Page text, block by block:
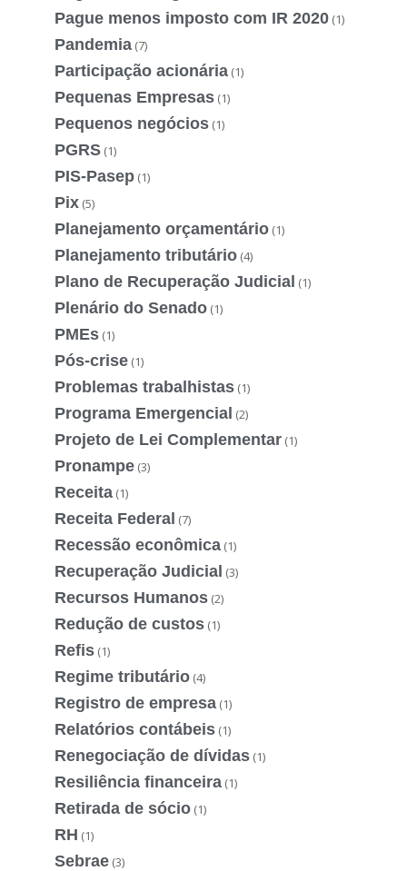
Pague menos imposto com IR 2020 (1)
Pandemia (7)
Participação acionária (1)
Pequenas Empresas (1)
Pequenos negócios (1)
PGRS (1)
PIS-Pasep (1)
Pix (5)
Planejamento orçamentário (1)
Planejamento tributário (4)
Plano de Recuperação Judicial (1)
Plenário do Senado (1)
PMEs (1)
Pós-crise (1)
Problemas trabalhistas (1)
Programa Emergencial (2)
Projeto de Lei Complementar (1)
Pronampe (3)
Receita (1)
Receita Federal (7)
Recessão econômica (1)
Recuperação Judicial (3)
Recursos Humanos (2)
Redução de custos (1)
Refis (1)
Regime tributário (4)
Registro de empresa (1)
Relatórios contábeis (1)
Renegociação de dívidas (1)
Resiliência financeira (1)
Retirada de sócio (1)
RH (1)
Sebrae (3)